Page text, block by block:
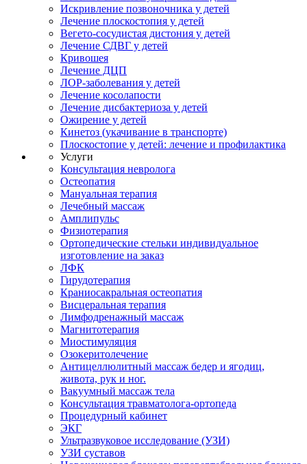
Искривление позвоночника у детей
Лечение плоскостопия у детей
Вегето-сосудистая дистония у детей
Лечение СДВГ у детей
Кривошея
Лечение ДЦП
ЛОР-заболевания у детей
Лечение косолапости
Лечение дисбактериоза у детей
Ожирение у детей
Кинетоз (укачивание в транспорте)
Плоскостопие у детей: лечение и профилактика
Услуги
Консультация невролога
Остеопатия
Мануальная терапия
Лечебный массаж
Амплипульс
Физиотерапия
Ортопедические стельки индивидуальное
изготовление на заказ
ЛФК
Гирудотерапия
Краниосакральная остеопатия
Висцеральная терапия
Лимфодренажный массаж
Магнитотерапия
Миостимуляция
Озокеритолечение
Антицеллюлитный массаж бедер и ягодиц,
живота, рук и ног.
Вакуумный массаж тела
Консультация травматолога-ортопеда
Процедурный кабинет
ЭКГ
Ультразвуковое исследование (УЗИ)
УЗИ суставов